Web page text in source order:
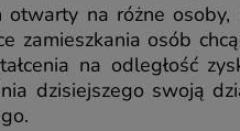
na różne osoby,
zamieszkania osób
na odległość
dzisiejszego swoją